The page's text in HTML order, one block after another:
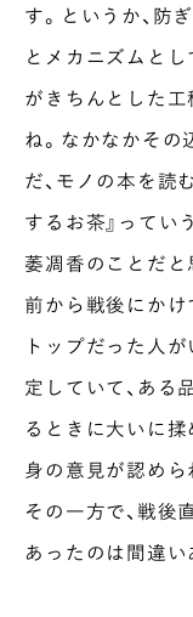
す。というか、防
とメカニズムと
がきちんとした
ね。なかなかその
だ、モノの本を読
するお茶』ってい
萎凋香のことだ
前から戦後にか
トップだった人
定していて、ある
るときに大いに揉
身の意見が認めら
その一方で、戦
あったのは間違い